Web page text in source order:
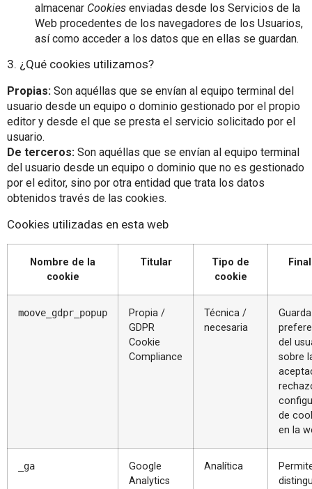
almacenar Cookies enviadas desde los Servicios de la
Web procedentes de los navegadores de los Usuarios,
así como acceder a los datos que en ellas se guardan.
3. ¿Qué cookies utilizamos?
Propias: Son aquéllas que se envían al equipo terminal del
usuario desde un equipo o dominio gestionado por el propio
editor y desde el que se presta el servicio solicitado por el
usuario.
De terceros: Son aquéllas que se envían al equipo terminal
del usuario desde un equipo o dominio que no es gestionado
por el editor, sino por otra entidad que trata los datos
obtenidos través de las cookies.
Cookies utilizadas en esta web
Nombre de la
cookie
Titular
Tipo de
cookie
moove_gdpr_popup
Propia /
GDPR
Cookie
Compliance
Técnica /
necesaria
del
sobre
de
en la
_ga
Google
Analytics
Analítica